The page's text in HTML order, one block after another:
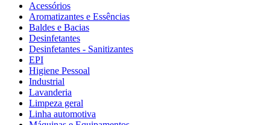
Acessórios
Aromatizantes e Essências
Baldes e Bacias
Desinfetantes
Desinfetantes - Sanitizantes
EPI
Higiene Pessoal
Industrial
Lavanderia
Limpeza geral
Linha automotiva